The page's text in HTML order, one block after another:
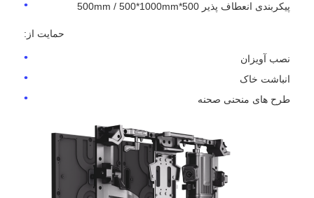
پیکربندی انعطاف پذیر 500*500mm / 500*1000mm
حمایت از:
نصب آویزان
انباشت خاک
طرح های منحنی صحنه